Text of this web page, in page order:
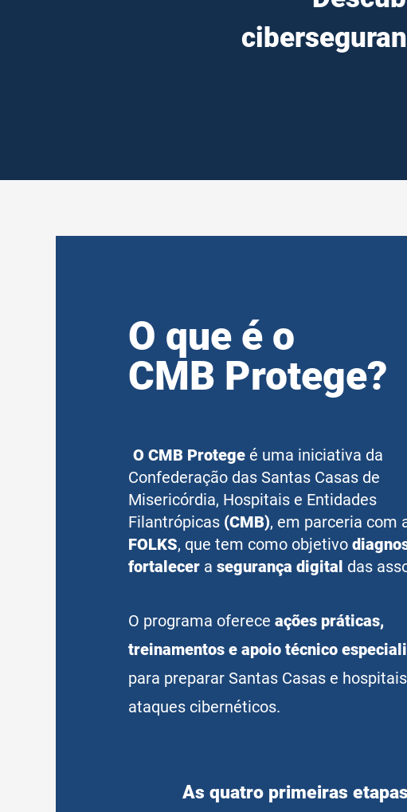
O que é o
CMB Protege?
O CMB Protegeé uma iniciativa da
Confederação das Santas Casas de
Misericórdia, Hospitais e Entidades
Filantrópicas (CMB), em parceria com
FOLKS, que tem como objetivo
fortalecer a segurança digital das
O programa oferece ações práticas,
treinamentos e apoio técnico
para preparar Santas Casas e
ataques cibernéticos.
As quatro primeiras etapas